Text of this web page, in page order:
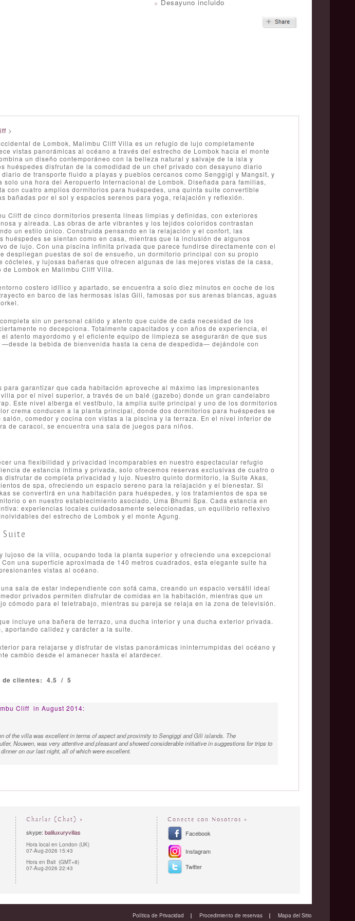
Desayuno incluido
>
de Lombok, Malimbu Cliff Villa es un refugio de lujo completamente
vistas panorámicas al océano a través del estrecho de Lombok hacia el monte
un diseño contemporáneo con la belleza natural y salvaje de la isla y
huéspedes disfrutan de la comodidad de un chef privado con desayuno diario
de transporte fluido a playas y pueblos cercanos como Senggigi y Mangsit, y
una hora del Aeropuerto Internacional de Lombok. Diseñada para familias,
con cuatro amplios dormitorios para huéspedes, una quinta suite convertible
bañadas por el sol y espacios serenos para yoga, relajación y reflexión.
Cliff de cinco dormitorios presenta líneas limpias y definidas, con exteriores
y aireada. Las obras de arte vibrantes y los tejidos coloridos contrastan
un estilo único. Construida pensando en la relajación y el confort, las
huéspedes se sientan como en casa, mientras que la inclusión de algunos
de lujo. Con una piscina infinita privada que parece fundirse directamente con el
despliegan puestas de sol de ensueño, un dormitorio principal con su propio
y lujosas bañeras que ofrecen algunas de las mejores vistas de la casa,
Lombok en Malimbu Cliff Villa.
costero idílico y apartado, se encuentra a solo diez minutos en coche de los
en barco de las hermosas islas Gili, famosas por sus arenas blancas, aguas
sin un personal cálido y atento que cuide de cada necesidad de los
no decepciona. Totalmente capacitados y con años de experiencia, el
atento mayordomo y el eficiente equipo de limpieza se asegurarán de que sus
—desde la bebida de bienvenida hasta la cena de despedida— dejándole con
garantizar que cada habitación aproveche al máximo las impresionantes
por el nivel superior, a través de un balé (gazebo) donde un gran candelabro
Este nivel alberga el vestíbulo, la amplia suite principal y uno de los dormitorios
crema conducen a la planta principal, donde dos dormitorios para huéspedes se
comedor y cocina con vistas a la piscina y la terraza. En el nivel inferior de
de caracol, se encuentra una sala de juegos para niños.
una flexibilidad y privacidad incomparables en nuestro espectacular refugio
de estancia íntima y privada, solo ofrecemos reservas exclusivas de cuatro o
de completa privacidad y lujo. Nuestro quinto dormitorio, la Suite Akas,
de spa, ofreciendo un espacio sereno para la relajación y el bienestar. Si
se convertirá en una habitación para huéspedes, y los tratamientos de spa se
o en nuestro establecimiento asociado, Uma Bhumi Spa. Cada estancia en
experiencias locales cuidadosamente seleccionadas, un equilibrio reflexivo
del estrecho de Lombok y el monte Agung.
lujoso de la villa, ocupando toda la planta superior y ofreciendo una excepcional
una superficie aproximada de 140 metros cuadrados, esta elegante suite ha
vistas al océano.
sala de estar independiente con sofá cama, creando un espacio versátil ideal
privados permiten disfrutar de comidas en la habitación, mientras que un
cómodo para el teletrabajo, mientras su pareja se relaja en la zona de televisión.
incluye una bañera de terrazo, una ducha interior y una ducha exterior privada.
aportando calidez y carácter a la suite.
para relajarse y disfrutar de vistas panorámicas ininterrumpidas del océano y
cambio desde el amanecer hasta el atardecer.
de clientes: 4.5 / 5
Cliff in August 2014:
of the villa was excellent in terms of aspect and proximity to Sengiggi and Gili islands. The
Nouwen, was very attentive and pleasant and showed considerable initiative in suggestions for trips to
on our last night, all of which were excellent.
Charlar (Chat) »
skype: baliluxuryvillas
Hora local en London (UK)
07-Aug-2026 15:43
Hora en Bali (GMT+8)
07-Aug-2026 22:43
Conecte con Nosotros »
Facebook
Instagram
Twitter
Política de Privacidad Procedimiento de reservas Mapa del Sitio